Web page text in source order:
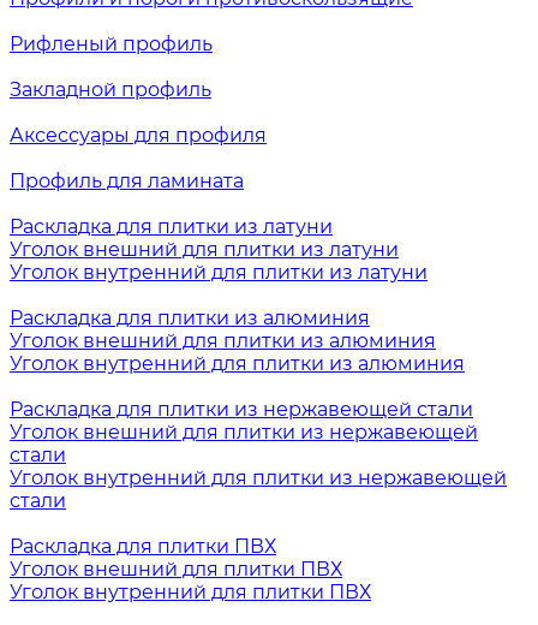
Рифленый профиль
Закладной профиль
Аксессуары для профиля
Профиль для ламината
Раскладка для плитки из латуни
Уголок внешний для плитки из латуни
Уголок внутренний для плитки из латуни
Раскладка для плитки из алюминия
Уголок внешний для плитки из алюминия
Уголок внутренний для плитки из алюминия
Раскладка для плитки из нержавеющей стали
Уголок внешний для плитки из нержавеющей
стали
Уголок внутренний для плитки из нержавеющей
стали
Раскладка для плитки ПВХ
Уголок внешний для плитки ПВХ
Уголок внутренний для плитки ПВХ